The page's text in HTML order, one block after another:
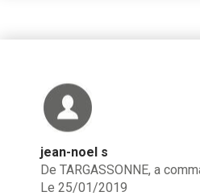
jean-noel s
De TARGASSONNE, a
Le 25/01/2019